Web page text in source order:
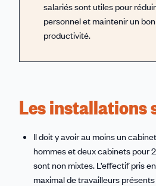
salariés sont utiles pour
personnel et maintenir un
productivité.
Les installations
Il doit y avoir au moins un
hommes et deux cabinets pour
sont non mixtes. L’effectif pris
maximal de travailleurs